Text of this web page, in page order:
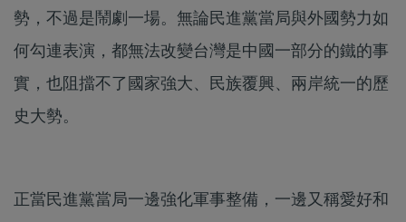
勢，不過是鬧劇一場。無論民進黨當局與外國勢力如
何勾連表演，都無法改變台灣是中國一部分的鐵的事
實，也阻擋不了國家強大、民族覆興、兩岸統一的歷
史大勢。
正當民進黨當局一邊強化軍事整備，一邊又稱愛好和